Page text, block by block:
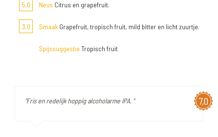
5,0 Neus Citrus en grapefruit.
3,0 Smaak Grapefruit, tropisch fruit, mild bitter en licht zuurtje.
Spijssuggestie Tropisch fruit
7,0
"Fris en redelijk hoppig alcoholarme IPA. "